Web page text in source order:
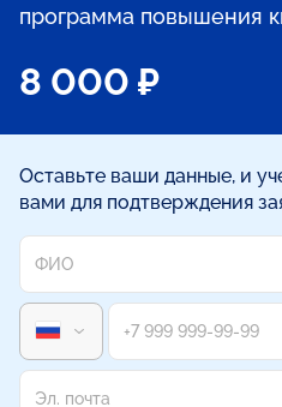
программа повышения
8 000 ₽
Оставьте ваши данные, и
вами для подтверждения